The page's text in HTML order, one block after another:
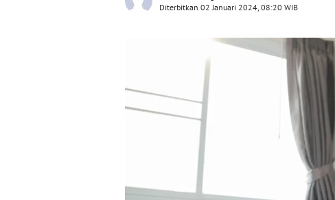
Diterbitkan 02 Januari 2024, 08:20 WIB